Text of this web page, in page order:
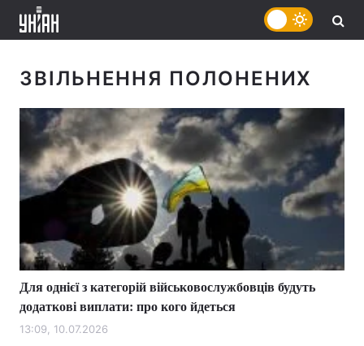
ЗВІЛЬНЕННЯ ПОЛОНЕНИХ
Для однієї з категорій військовослужбовців будуть
додаткові виплати: про кого йдеться
13:09, 10.07.2026